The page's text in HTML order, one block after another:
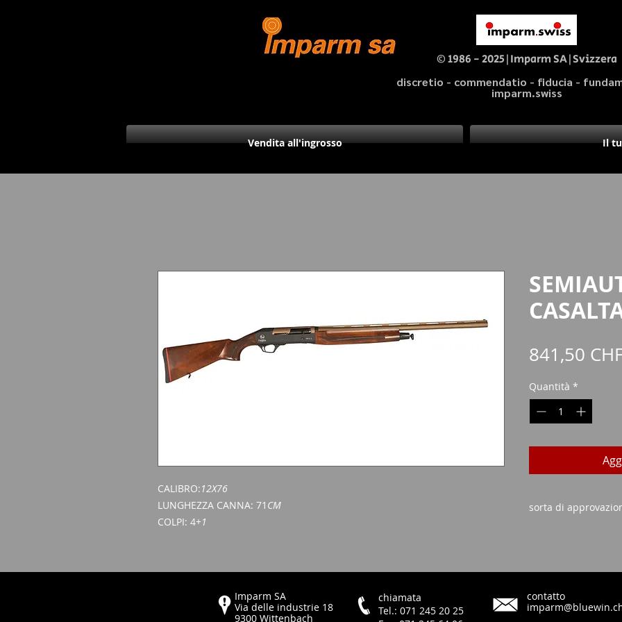
© 1986 - 2025|Imparm SA|Svizzera
discretio - commendatio - fiducia -
imparm.swiss
Vendita all'ingrosso Il
CALIBRO:12X76
LUNGHEZZA CANNA: 71 CM
COLPI: 4+1
841,50
Quantità *
sorta di
Imparm SA
Via delle industrie 18
9300 Wittenbach
chiamata
Tel.: 071 245 20 25
contatto